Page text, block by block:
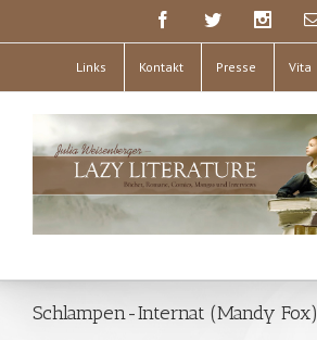
Links Kontakt Presse Vita
Schlampen-Internat (Mandy Fox)